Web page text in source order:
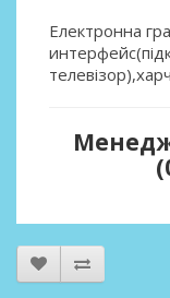
Електронна